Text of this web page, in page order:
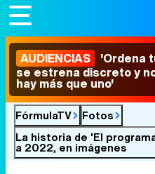
AUDIENCIAS 'Ordena
se estrena discreto y
hay más que uno'
FórmulaTV
Fotos
La historia de 'El
a 2022, en imágenes